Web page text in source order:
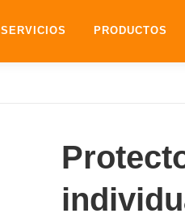
SERVICIOS PRODUCTOS